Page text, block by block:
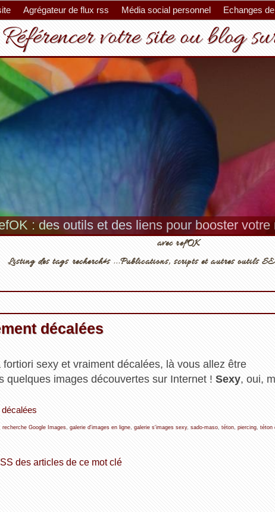
Agrégateur de flux rss Média social personnel Echanges
Référencer votre site ou blog
: des outils et des liens pour booster votre
avec refOK
Listing des tags recherchés ...Publications, scripts et autres outils
décalées
fortiori sexy et vraiment décalées, là vous allez être
quelques images découvertes sur Internet ! Sexy, oui,
recherche Google Images, galerie d'images en ligne, galerie s'images sexy, sado-maso, téton, piercing, téton
des articles de ce mot clé